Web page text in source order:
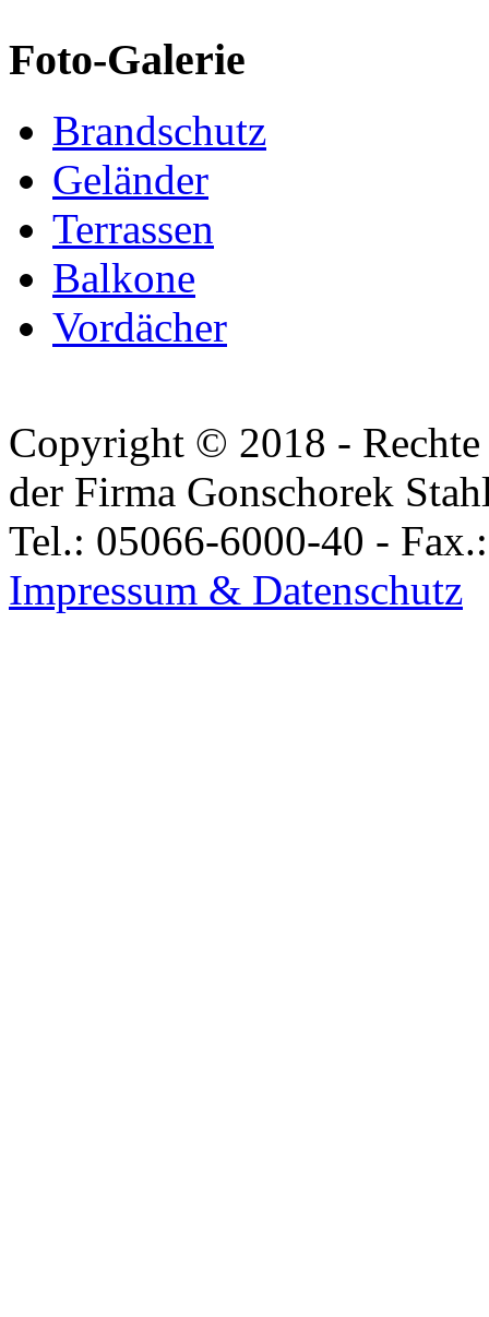
Foto-Galerie
Brandschutz
Geländer
Terrassen
Balkone
Vordächer
Copyright © 2018 -
der Firma Gonschorek
Tel.: 05066-6000-40 -
Impressum & Datenschutz